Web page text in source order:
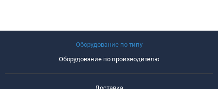
Оборудование по типу
Оборудование по производителю